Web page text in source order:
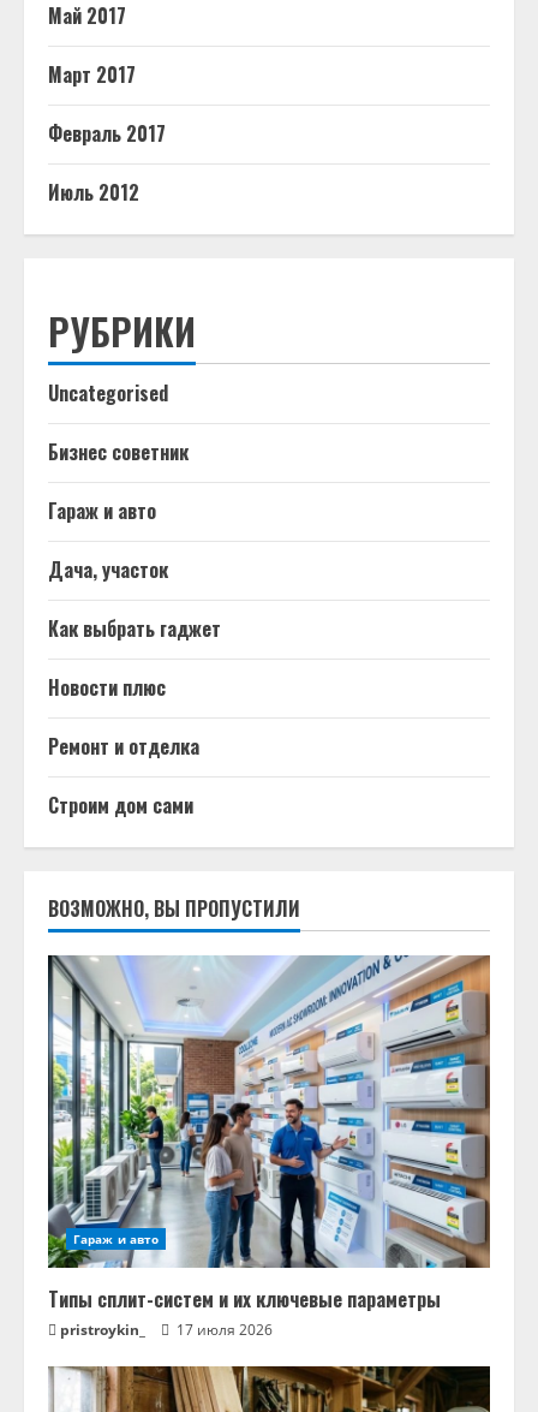
Май 2017
Март 2017
Февраль 2017
Июль 2012
РУБРИКИ
Uncategorised
Бизнес советник
Гараж и авто
Дача, участок
Как выбрать гаджет
Новости плюс
Ремонт и отделка
Строим дом сами
ВОЗМОЖНО, ВЫ ПРОПУСТИЛИ
Гараж и авто
Типы сплит-систем и их ключевые параметры
pristroykin_ 17 июля 2026